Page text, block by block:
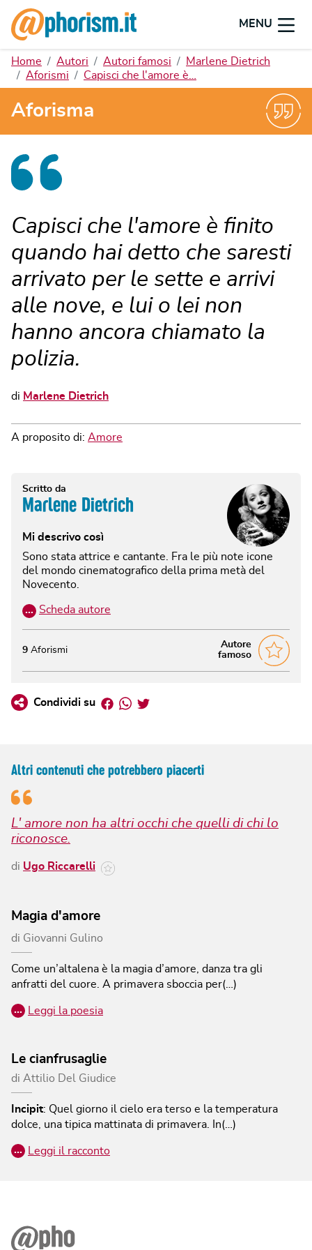
MENU
Home Autori Autori famosi
Marlene Dietrich
Aforismi
Capisci che l'amore è…
Aforisma
Capisci che l'amore è finito
quando hai detto che saresti
arrivato per le sette e arrivi
alle nove, e lui o lei non
hanno ancora chiamato la
polizia.
di Marlene Dietrich
A proposito di: Amore
Scritto da
Marlene Dietrich
Mi descrivo così
Sono stata attrice e cantante. Fra le più note icone
del mondo cinematografico della prima metà del
Novecento.
… Scheda autore
Autore
famoso
9 Aforismi
Condividi su Facebook
Whatsapp
Twitter
Altri contenuti che potrebbero piacerti
L' amore non ha altri occhi che quelli di chi lo
riconosce.
di Ugo Riccarelli
Magia d'amore
di Giovanni Gulino
Come un’altalena è la magia d’amore, danza tra gli
anfratti del cuore.
A primavera sboccia per(…)
… Leggi la poesia
Le cianfrusaglie
di Attilio Del Giudice
Incipit: Quel giorno il cielo era terso e la temperatura
dolce, una tipica mattinata di primavera. In(…)
… Leggi il racconto